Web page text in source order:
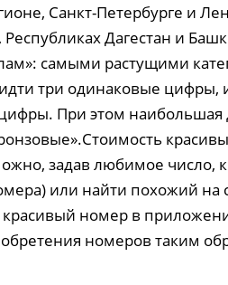
Санкт-Петербурге и
Дагестан и
самыми растущими
три одинаковые цифры,
При этом
задав любимое число,
или найти похожий
номер в
номеров таким